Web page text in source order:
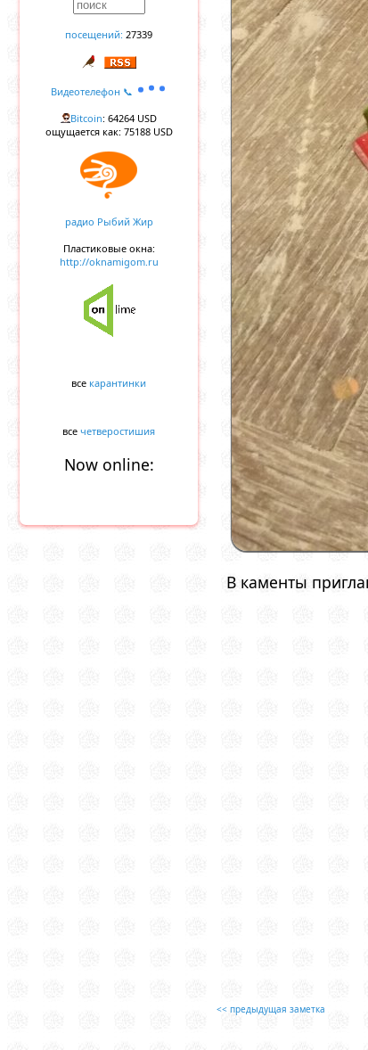
посещений: 27339
Видеотелефон 📞
Bitcoin: 64264 USD
ощущается как: 75188 USD
радио Рыбий Жир
Пластиковые окна:
http://oknamigom.ru
все карантинки
все четверостишия
Now online:
В каменты
<< предыдущая заметка